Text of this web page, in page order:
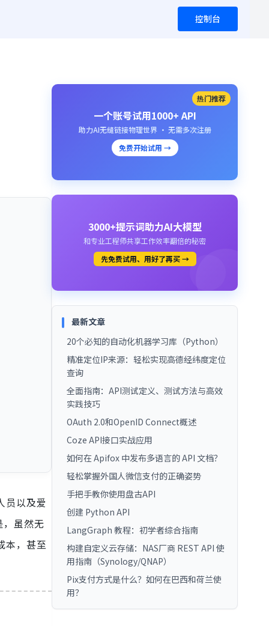
控制台
员以及爱
虽然无
本，甚至
热门推荐
一个账号试用1000+ API
助力AI无缝链接物理世界 · 无需多次注册
免费开始试用 →
3000+提示词助力AI大模型
和专业工程师共享工作效率翻倍的秘密
先免费试用、用好了再买 →
最新文章
20个必知的自动化机器学习库（Python）
精准定位IP来源：轻松实现高德经纬度定位
查询
全面指南：API测试定义、测试方法与高效
实践技巧
OAuth 2.0和OpenID Connect概述
Coze API接口实战应用
如何在 Apifox 中发布多语言的 API 文档？
轻松掌握外国人微信支付的正确姿势
手把手教你使用盘古API
创建 Python API
LangGraph 教程：初学者综合指南
构建自定义云存储：NAS厂商 REST API 使
用指南（Synology/QNAP）
Pix支付方式是什么？如何在巴西和荷兰使
用？